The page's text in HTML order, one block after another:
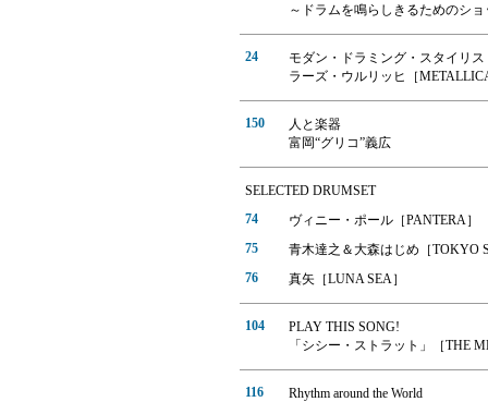
～ドラムを鳴らしきるためのシ
24
モダン・ドラミング・スタイリス
ラーズ・ウルリッヒ［
150
人と楽器
富岡“グリコ”義広
SELECTED DRUMSET
74
ヴィニー・ポール［PANTERA］
75
青木達之＆大森はじめ［TOKYO
76
真矢［LUNA SEA］
104
PLAY THIS SONG!
「シシー・ストラット」［THE
116
Rhythm around the World